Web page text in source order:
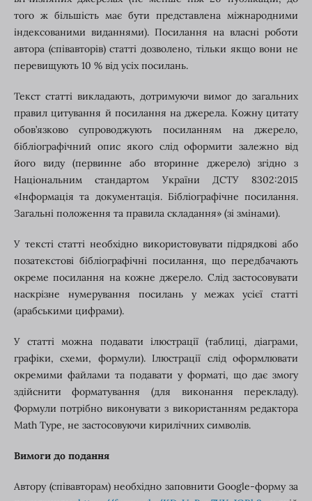
того ж більшість має бути представлена міжнародними
індексованими виданнями). Посилання на власні роботи
автора (співавторів) статті дозволено, тільки якщо вони не
перевищують 10 % від усіх посилань.
Текст статті викладають, дотримуючи вимог до загальних
правил цитування й посилання на джерела. Кожну цитату
обов’язково супроводжують посиланням на джерело,
бібліографічний опис якого слід оформити залежно від
його виду (первинне або вторинне джерело) згідно з
Національним стандартом України ДСТУ 8302:2015
«Інформація та документація. Бібліографічне посилання.
Загальні положення та правила складання» (зі змінами).
У тексті статті необхідно використовувати підрядкові або
позатекстові бібліографічні посилання, що передбачають
окреме посилання на кожне джерело. Слід застосовувати
наскрізне нумерування посилань у межах усієї статті
(арабськими цифрами).
У статті можна подавати ілюстрації (таблиці, діаграми,
графіки, схеми, формули). Ілюстрації слід оформлювати
окремими файлами та подавати у форматі, що дає змогу
здійснити форматування (для виконання перекладу).
Формули потрібно виконувати з використанням редактора
Math Type, не застосовуючи кирилічних символів.
Вимоги до подання
Автору (співавторам) необхідно заповнити Google-форму за